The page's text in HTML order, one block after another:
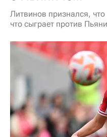
Литвинов признался,
что сыграет против